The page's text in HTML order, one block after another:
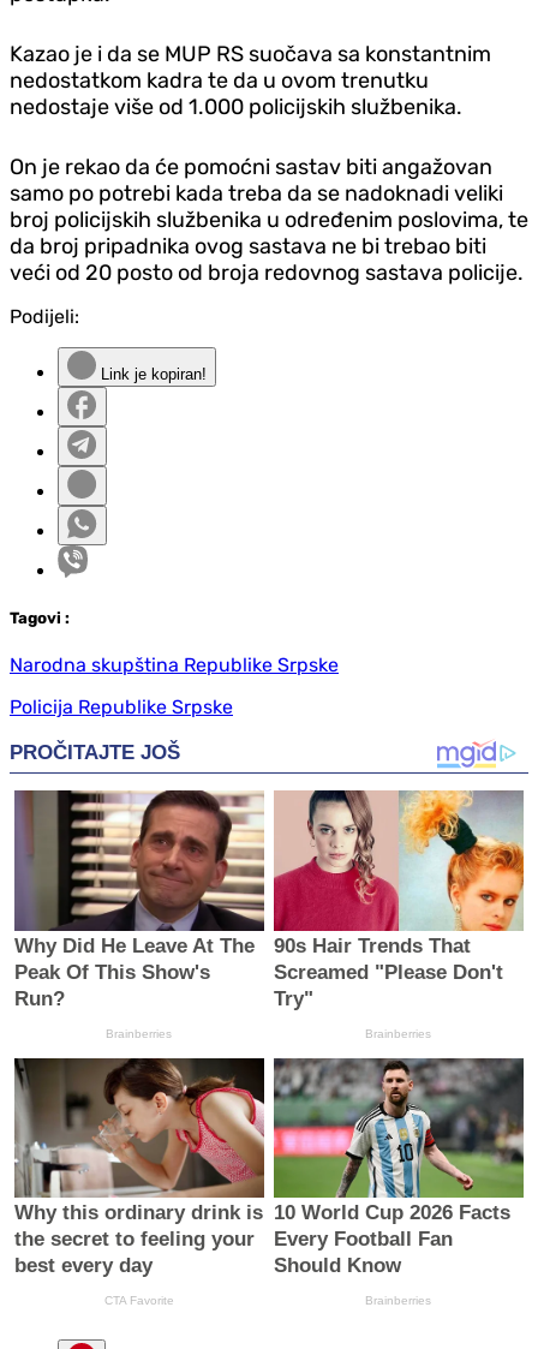
Kazao je i da se MUP RS suočava sa konstantnim
nedostatkom kadra te da u ovom trenutku
nedostaje više od 1.000 policijskih službenika.
On je rekao da će pomoćni sastav biti angažovan
samo po potrebi kada treba da se nadoknadi veliki
broj policijskih službenika u određenim poslovima, te
da broj pripadnika ovog sastava ne bi trebao biti
veći od 20 posto od broja redovnog sastava policije.
Podijeli:
Link je kopiran!
Tagovi :
Narodna skupština Republike Srpske
Policija Republike Srpske